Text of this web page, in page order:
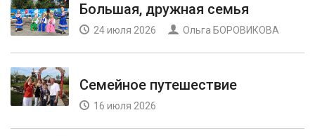
Большая, дружная семья
24 июля 2026 Ольга БОРОВИКОВА
Семейное путешествие
16 июля 2026